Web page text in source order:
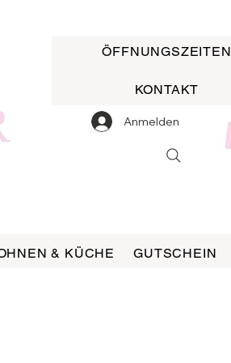
ÖFFNUNGSZEITEN
KONTAKT
Anmelden
& KÜCHE GUTSCHEIN